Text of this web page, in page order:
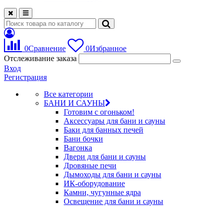
0Сравнение 0Избранное
Отслеживание заказа
Вход
Регистрация
Все категории
БАНИ И САУНЫ
Готовим с огоньком!
Аксессуары для бани и сауны
Баки для банных печей
Бани бочки
Вагонка
Двери для бани и сауны
Дровяные печи
Дымоходы для бани и сауны
ИК-оборудование
Камни, чугунные ядра
Освещение для бани и сауны